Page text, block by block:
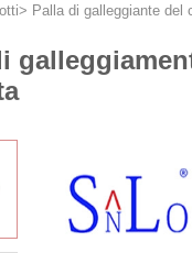
> Palla di galleggiante del